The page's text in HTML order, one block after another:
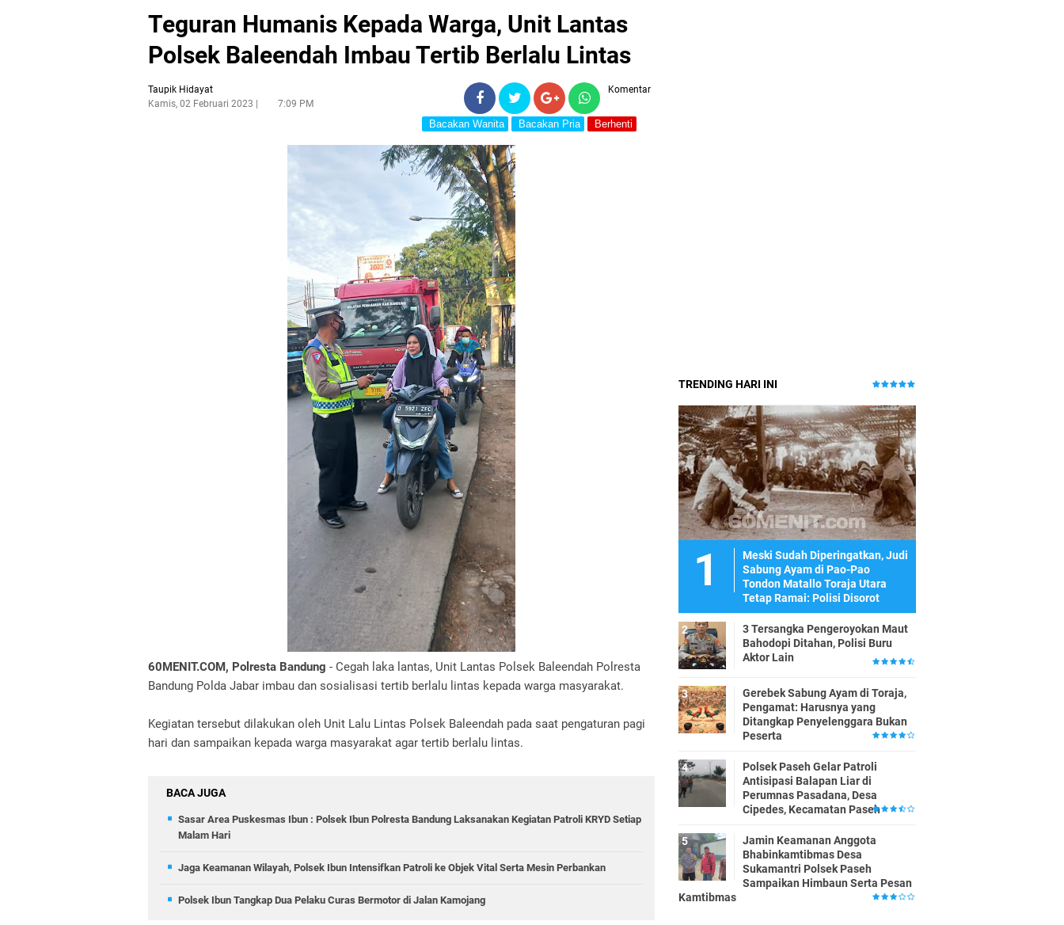
Teguran Humanis Kepada Warga, Unit Lantas
Polsek Baleendah Imbau Tertib Berlalu Lintas
Taupik Hidayat
Kamis, 02 Februari 2023
7:09 PM
Komentar
Bacakan Wanita Bacakan Pria Berhenti
60MENIT.COM, Polresta Bandung - Cegah laka lantas, Unit Lantas Polsek Baleendah Polresta
Bandung Polda Jabar imbau dan sosialisasi tertib berlalu lintas kepada warga masyarakat.
Kegiatan tersebut dilakukan oleh Unit Lalu Lintas Polsek Baleendah pada saat pengaturan pagi
hari dan sampaikan kepada warga masyarakat agar tertib berlalu lintas.
BACA JUGA
Sasar Area Puskesmas Ibun : Polsek Ibun Polresta Bandung Laksanakan Kegiatan Patroli KRYD Setiap
Malam Hari
Jaga Keamanan Wilayah, Polsek Ibun Intensifkan Patroli ke Objek Vital Serta Mesin Perbankan
Polsek Ibun Tangkap Dua Pelaku Curas Bermotor di Jalan Kamojang
TRENDING HARI INI
Meski Sudah Diperingatkan, Judi
Sabung Ayam di Pao-Pao
Tondon Matallo Toraja Utara
Tetap Ramai: Polisi Disorot
3 Tersangka Pengeroyokan Maut
Bahodopi Ditahan, Polisi Buru
Aktor Lain
Gerebek Sabung Ayam di Toraja,
Pengamat: Harusnya yang
Ditangkap Penyelenggara Bukan
Peserta
Polsek Paseh Gelar Patroli
Antisipasi Balapan Liar di
Perumnas Pasadana, Desa
Cipedes, Kecamatan Paseh
Jamin Keamanan Anggota
Bhabinkamtibmas Desa
Sukamantri Polsek Paseh
Sampaikan Himbaun Serta Pesan
Kamtibmas